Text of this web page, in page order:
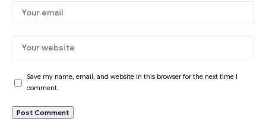
Save my name, email, and website in this browser for the next time I
comment.